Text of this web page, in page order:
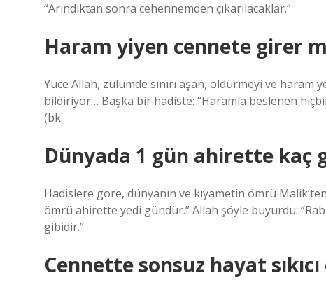
“Arındıktan sonra cehennemden çıkarılacaklar.”
Haram yiyen cennete girer
Yüce Allah, zulümde sınırı aşan, öldürmeyi ve haram
bildiriyor… Başka bir hadiste: “Haramla beslenen
(bk.
Dünyada 1 gün ahirette kaç
Hadislere göre, dünyanın ve kıyametin ömrü
ömrü ahirette yedi gündür.” Allah şöyle buyurdu:
gibidir.”
Cennette sonsuz hayat